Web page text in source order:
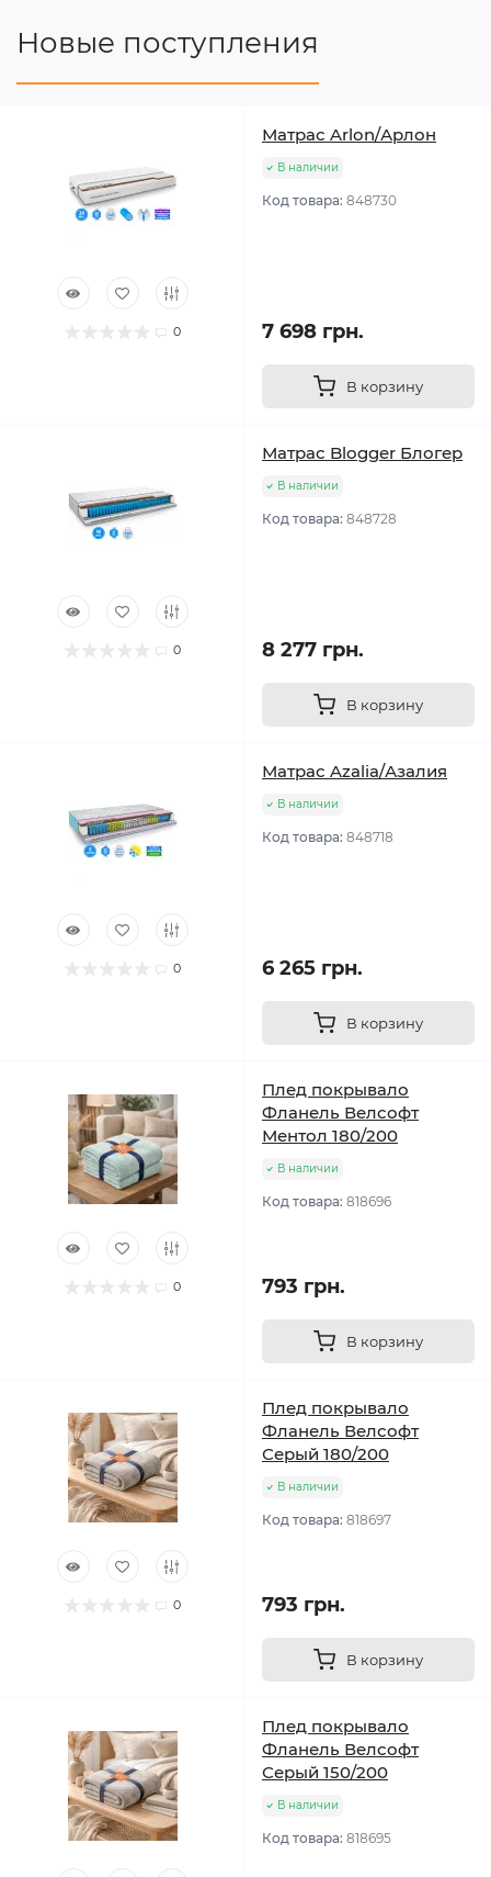
Новые поступления
0
Матрас Arlon/Арлон
В наличии
Код товара: 848730
7 698 грн.
В корзину
0
Матрас Blogger Блогер
В наличии
Код товара: 848728
8 277 грн.
В корзину
0
Матрас Azalia/Азалия
В наличии
Код товара: 848718
6 265 грн.
В корзину
0
Плед покрывало
Фланель Велсофт
Ментол 180/200
В наличии
Код товара: 818696
793 грн.
В корзину
0
Плед покрывало
Фланель Велсофт
Серый 180/200
В наличии
Код товара: 818697
793 грн.
В корзину
Плед покрывало
Фланель Велсофт
Серый 150/200
В наличии
Код товара: 818695